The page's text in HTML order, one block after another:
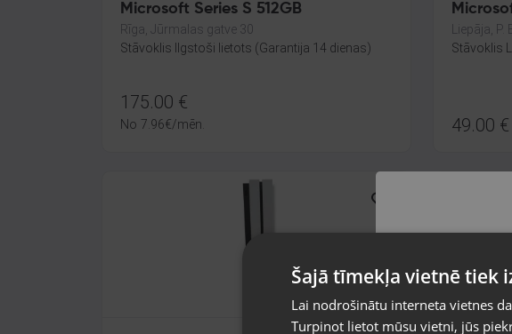
Microsoft Series S 512GB
Rīga, Jūrmalas gatve 30
Stāvoklis Ilgstoši lietots (Garantija 14 dienas)
175.00 €
No 7.96€/mēn.
Liepāja,
Stāvoklis
49.00 €
valsti
Vietnes
Šajā tīmekļa vietnē tiek
Lai nodrošinātu interneta vietnes
Turpinot lietot mūsu vietni, jūs